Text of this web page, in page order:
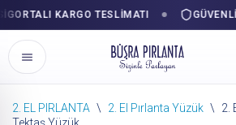
KARGO TESLIMATI GÜVENLI
2. EL PIRLANTA \ 2. El Pırlanta Yüzük \
2.